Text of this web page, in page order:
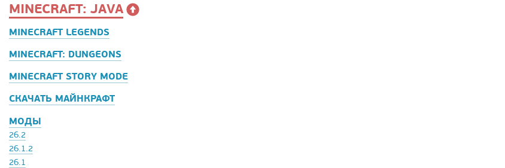
MINECRAFT: JAVA
MINECRAFT LEGENDS
MINECRAFT: DUNGEONS
MINECRAFT STORY MODE
СКАЧАТЬ МАЙНКРАФТ
МОДЫ
26.2
26.1.2
26.1